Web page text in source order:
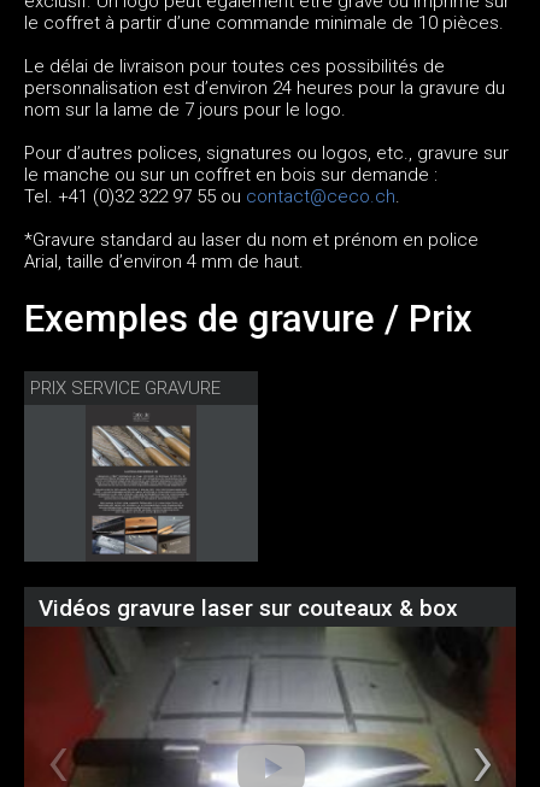
le coffret à partir d’une commande minimale de 10 pièces.
Le délai de livraison pour toutes ces possibilités de
personnalisation est d’environ 24 heures pour la gravure du
nom sur la lame de 7 jours pour le logo.
Pour d’autres polices, signatures ou logos, etc., gravure sur
le manche ou sur un coffret en bois sur demande :
Tel. +41 (0)32 322 97 55 ou contact@ceco.ch
*Gravure standard au laser du nom et prénom en police
Arial, taille d’environ 4 mm de haut.
Exemples de gravure / Prix
PRIX SERVICE GRAVURE
Vidéos gravure laser sur couteaux & box